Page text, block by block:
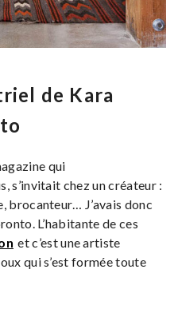
de Kara
qui
s’invitait chez un créateur :
brocanteur… J’avais donc
L’habitante de ces
et c’est une artiste
qui s’est formée toute